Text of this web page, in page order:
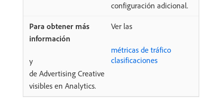
configuración adicional.
Ver las
métricas de tráfico
y
clasificaciones
de Advertising Creative
visibles en Analytics.